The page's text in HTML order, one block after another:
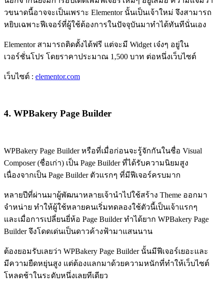
วขนาดนี้อาจจะเป็นเพราะ Elementor นั้นเป็นเจ้าใหม่ จึงสามารถ
หยิบเฉพาะฟีเจอร์ที่ผู้ใช้ต้องการในปัจจุบันมาทำได้ทันทีนั่นเอง
Elementor สามารถติดตั้งได้ฟรี แต่จะมี Widget เจ๋งๆ อยู่ใน
เวอร์ชั่นโปร โดยราคาประมาณ 1,500 บาท ต่อหนึ่งเว็บไซต์
เว็บไซต์ : elementor.com
4. WPBakery Page Builder
WPBakery Page Builder หรือที่เมื่อก่อนจะรู้จักกันในชื่อ Visual
Composer (ชื่อเก่า) เป็น Page Builder ที่ได้รับความนิยมสูง
เนื่องจากเป็น Page Builder ตัวแรกๆ ที่มีฟีเจอร์ครบมาก
หลายปีที่ผ่านมาผู้พัฒนาหลายเจ้านำไปใช้สร้าง Theme ออกมา
จำหน่าย ทำให้ผู้ใช้หลายคนเริ่มทดลองใช้ตัวนี้เป็นเจ้าแรกๆ
และเมื่อการเปลี่ยนยี่ห้อ Page Builder ทำได้ยาก WPBakery Page
Builder จึงโดดเด่นเป็นดาวค้างฟ้ามาแสนนาน
ต้องยอมรับเลยว่า WPBakery Page Builder นั้นมีฟีเจอร์เยอะและ
มีความยืดหยุ่นสูง แต่ต้องแลกมาด้วยความหนักที่ทำให้เว็บไซต์
โหลดช้าในระดับหนึ่งเลยทีเดียว